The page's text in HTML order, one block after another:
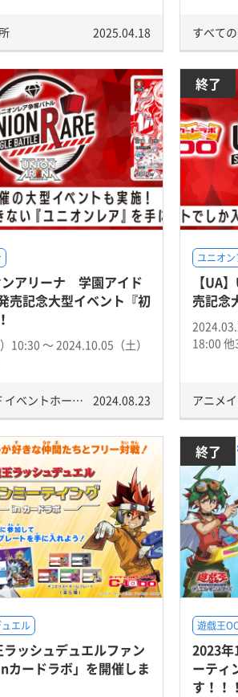
2025.04.18 すべて
ンアリーナ 学園アイド
記念大型イベント『初
10:30 〜 2024.10.05（土）
プラザマーム 2F イベントホール 2024.08.23
終了
ユニオ
【UA
売記念
18:00
エル
ッシュデュエルファン
カードラボ」を開催しま
終了
遊戯王
2023年
ーティ
す！！！